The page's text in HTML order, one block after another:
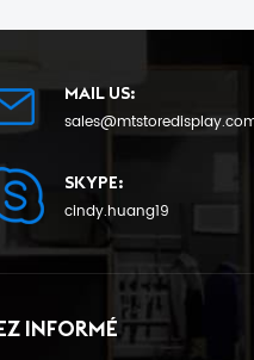
MAIL US:
SKYPE:
cindy.huang19
INFORMÉ